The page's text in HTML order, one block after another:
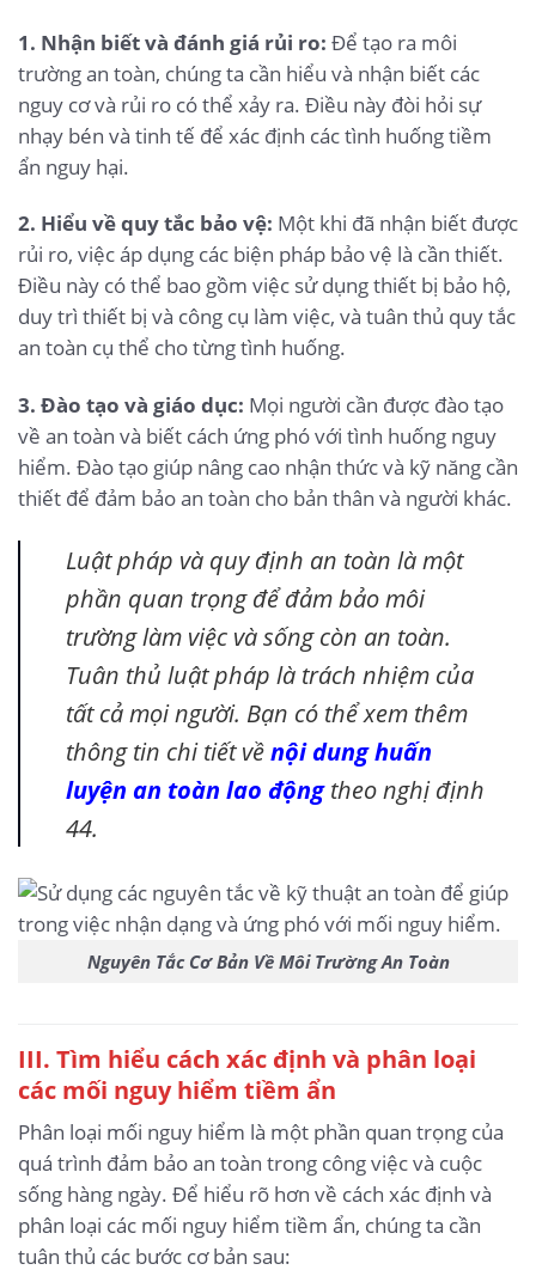
1. Nhận biết và đánh giá rủi ro: Để tạo ra môi
trường an toàn, chúng ta cần hiểu và nhận biết các
nguy cơ và rủi ro có thể xảy ra. Điều này đòi hỏi sự
nhạy bén và tinh tế để xác định các tình huống tiềm
ẩn nguy hại.
2. Hiểu về quy tắc bảo vệ: Một khi đã nhận biết được
rủi ro, việc áp dụng các biện pháp bảo vệ là cần thiết.
Điều này có thể bao gồm việc sử dụng thiết bị bảo hộ,
duy trì thiết bị và công cụ làm việc, và tuân thủ quy tắc
an toàn cụ thể cho từng tình huống.
3. Đào tạo và giáo dục: Mọi người cần được đào tạo
về an toàn và biết cách ứng phó với tình huống nguy
hiểm. Đào tạo giúp nâng cao nhận thức và kỹ năng cần
thiết để đảm bảo an toàn cho bản thân và người khác.
Luật pháp và quy định an toàn là một
phần quan trọng để đảm bảo môi
trường làm việc và sống còn an toàn.
Tuân thủ luật pháp là trách nhiệm của
tất cả mọi người. Bạn có thể xem thêm
thông tin chi tiết vềnội dung huấn
luyện an toàn lao độngtheo nghị định
44.
Nguyên Tắc Cơ Bản Về Môi Trường An Toàn
III. Tìm hiểu cách xác định và phân loại
các mối nguy hiểm tiềm ẩn
Phân loại mối nguy hiểm là một phần quan trọng của
quá trình đảm bảo an toàn trong công việc và cuộc
sống hàng ngày. Để hiểu rõ hơn về cách xác định và
phân loại các mối nguy hiểm tiềm ẩn, chúng ta cần
tuân thủ các bước cơ bản sau: